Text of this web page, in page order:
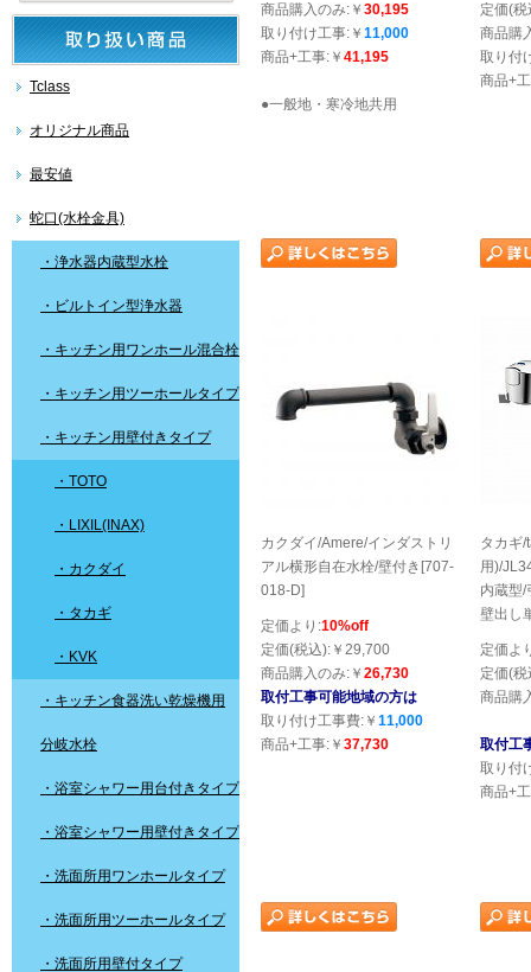
Tclass
オリジナル商品
最安値
蛇口(水栓金具)
・浄水器内蔵型水栓
・ビルトイン型浄水器
・キッチン用ワンホール混合栓
・キッチン用ツーホールタイプ
・キッチン用壁付きタイプ
・TOTO
・LIXIL(INAX)
・カクダイ
・タカギ
・KVK
・キッチン食器洗い乾燥機用
分岐水栓
・浴室シャワー用台付きタイプ
・浴室シャワー用壁付きタイプ
・洗面所用ワンホールタイプ
・洗面所用ツーホールタイプ
・洗面所用壁付タイプ
商品購入のみ:￥ 30,195
取り付け工事:￥ 11,000
商品+工事:￥ 41,195
●一般地・寒冷地共用
定価(
商品購
取り付
商品+
カクダイ/Amere/インダストリ
アル横形自在水栓/壁付き[707-
018-D]
定価より:10%off
定価(税込):￥29,700
商品購入のみ:￥ 26,730
取付工事可能地域の方は
取り付け工事費:￥ 11,000
商品+工事:￥ 37,730
タカギ
用)/
内蔵型/
壁出し
定価よ
定価(
商品購
取付工
取り付
商品+